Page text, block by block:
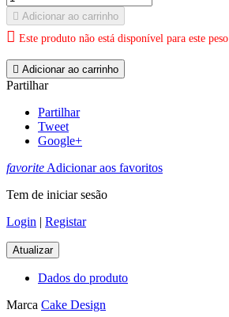
 Adicionar ao carrinho
 Este produto não está disponível para este peso
 Adicionar ao carrinho
Partilhar
Partilhar
Tweet
Google+
favoriteAdicionar aos favoritos
Tem de iniciar sesão
Login | Registar
Dados do produto
Marca Cake Design